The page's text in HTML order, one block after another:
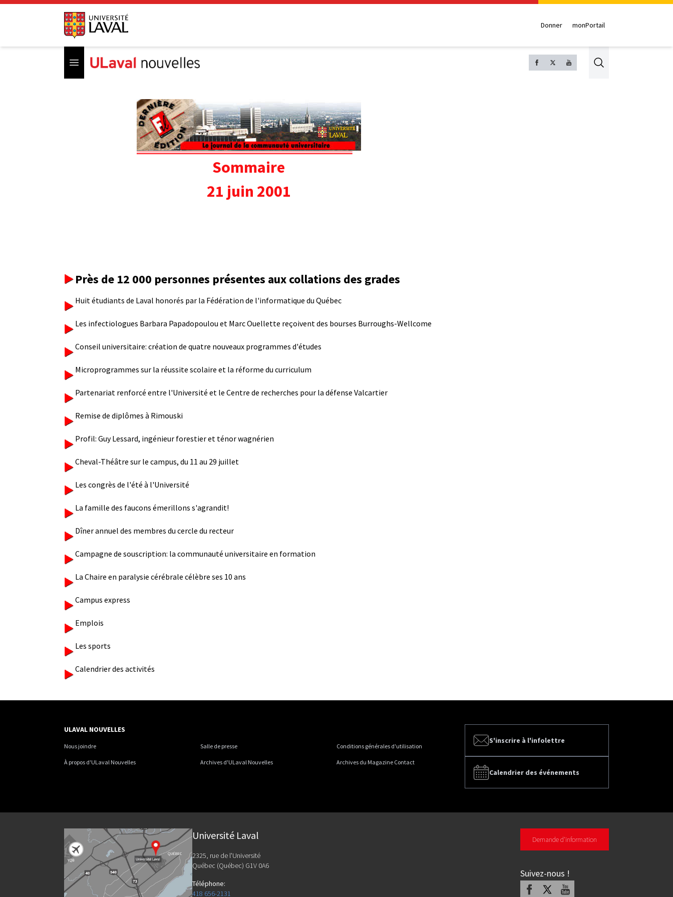
Donner monPortail
Open menu Search
Sommaire
21 juin 2001
Près de 12 000 personnes présentes aux collations des grades
Huit étudiants de Laval honorés par la Fédération de l'informatique du Québec
Les infectiologues Barbara Papadopoulou et Marc Ouellette reçoivent des bourses Burroughs-Wellcome
Conseil universitaire: création de quatre nouveaux programmes d'études
Microprogrammes sur la réussite scolaire et la réforme du curriculum
Partenariat renforcé entre l'Université et le Centre de recherches pour la défense Valcartier
Remise de diplômes à Rimouski
Profil: Guy Lessard, ingénieur forestier et ténor wagnérien
Cheval-Théâtre sur le campus, du 11 au 29 juillet
Les congrès de l'été à l'Université
La famille des faucons émerillons s'agrandit!
Dîner annuel des membres du cercle du recteur
Campagne de souscription: la communauté universitaire en formation
La Chaire en paralysie cérébrale célèbre ses 10 ans
Campus express
Emplois
Les sports
Calendrier des activités
S'inscrire à l'infolettre
Calendrier des événements
ULAVAL NOUVELLES
Nous joindre Salle de presse Conditions générales d'utilisation
À propos d'ULaval Nouvelles Archives d'ULaval Nouvelles Archives du Magazine Contact
Université Laval
2325, rue de l'Université
Québec (Québec) G1V 0A6
Téléphone:
418 656-2131
Demande d'information
Suivez-nous !
Facebook Youtube